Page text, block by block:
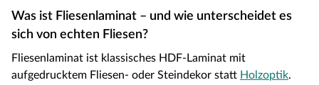
Was ist Fliesenlaminat – und wie unterscheidet es
sich von echten Fliesen?
Fliesenlaminat ist klassisches HDF-Laminat mit
aufgedrucktem Fliesen- oder Steindekor statt Holzoptik.